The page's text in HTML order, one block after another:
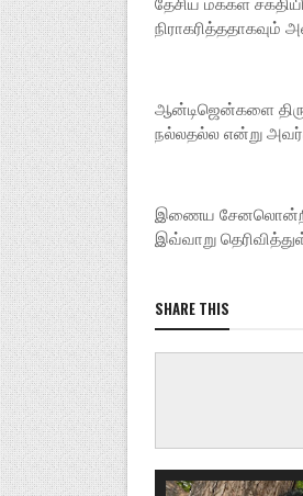
நிராகரித்ததாகவும்
ஆன்டிஜென்களை
நல்லதல்ல என்று
இணைய சேனலொன்றில்
இவ்வாறு
SHARE THIS